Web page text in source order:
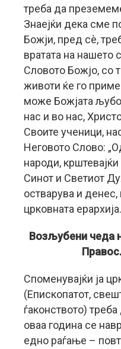
треба да
Знаејќи дека сме
Божји, пред сѐ,
вратата на нашето
Словото Божјо, со
животи ќе го
може Божјата
нас и во нас,
Своите ученици,
Неговото Слово:
народи,
Синот и Светиот
остварува и
црковната ерархија.
Возљубени чеда
Споменувајќи ја
(Епископатот,
ѓаконството)
оваа година се
едно раѓање –